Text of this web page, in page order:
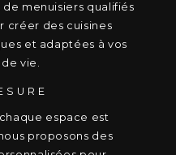
menuisiers qualifiés
des cuisines
et adaptées à vos
vie.
espace est
proposons des